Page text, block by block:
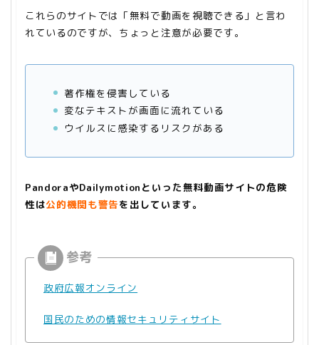
これらのサイトでは「無料で動画を視聴できる」と言わ
れているのですが、ちょっと注意が必要です。
著作権を侵害している
変なテキストが画面に流れている
ウイルスに感染するリスクがある
PandoraやDailymotionといった無料動画サイトの危険
性は公的機関も警告を出しています。
政府広報オンライン
国民のための情報セキュリティサイト